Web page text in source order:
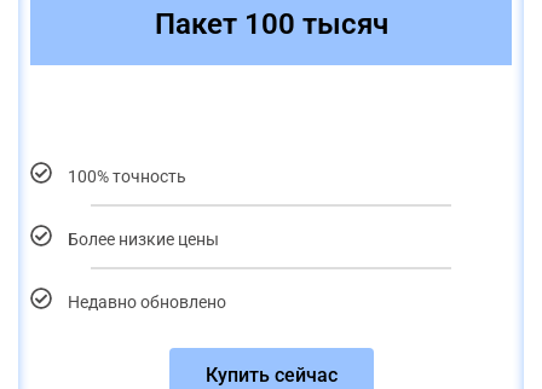
Пакет 100 тысяч
100% точность
Более низкие цены
Недавно обновлено
Купить сейчас